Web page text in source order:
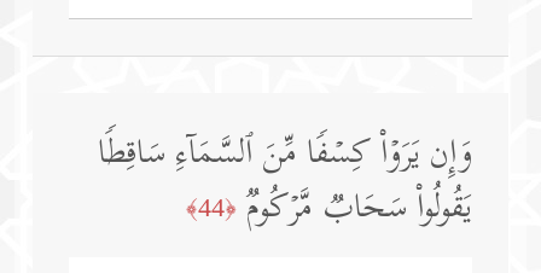
وَإِن یَرَوۡا۟ كِسۡفࣰا مِّنَ ٱلسَّمَاۤءِ سَاقِطࣰا
یَقُولُوا۟ سَحَابࣱ مَّرۡكُومࣱ ﴿44﴾